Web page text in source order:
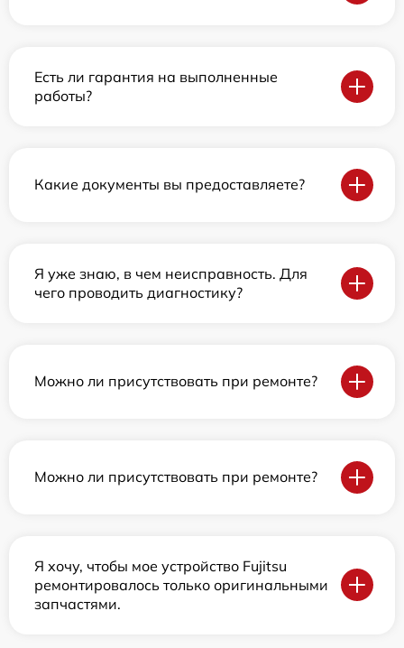
Есть ли гарантия на выполненные
работы?
Какие документы вы предоставляете?
Я уже знаю, в чем неисправность. Для
чего проводить диагностику?
Можно ли присутствовать при ремонте?
Можно ли присутствовать при ремонте?
Я хочу, чтобы мое устройство Fujitsu
ремонтировалось только оригинальными
запчастями.